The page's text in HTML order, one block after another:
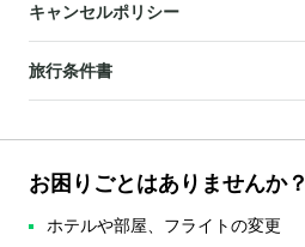
キャンセルポリシー
旅行条件書
お困りごとはありませんか？
ホテルや部屋、フライトの変更